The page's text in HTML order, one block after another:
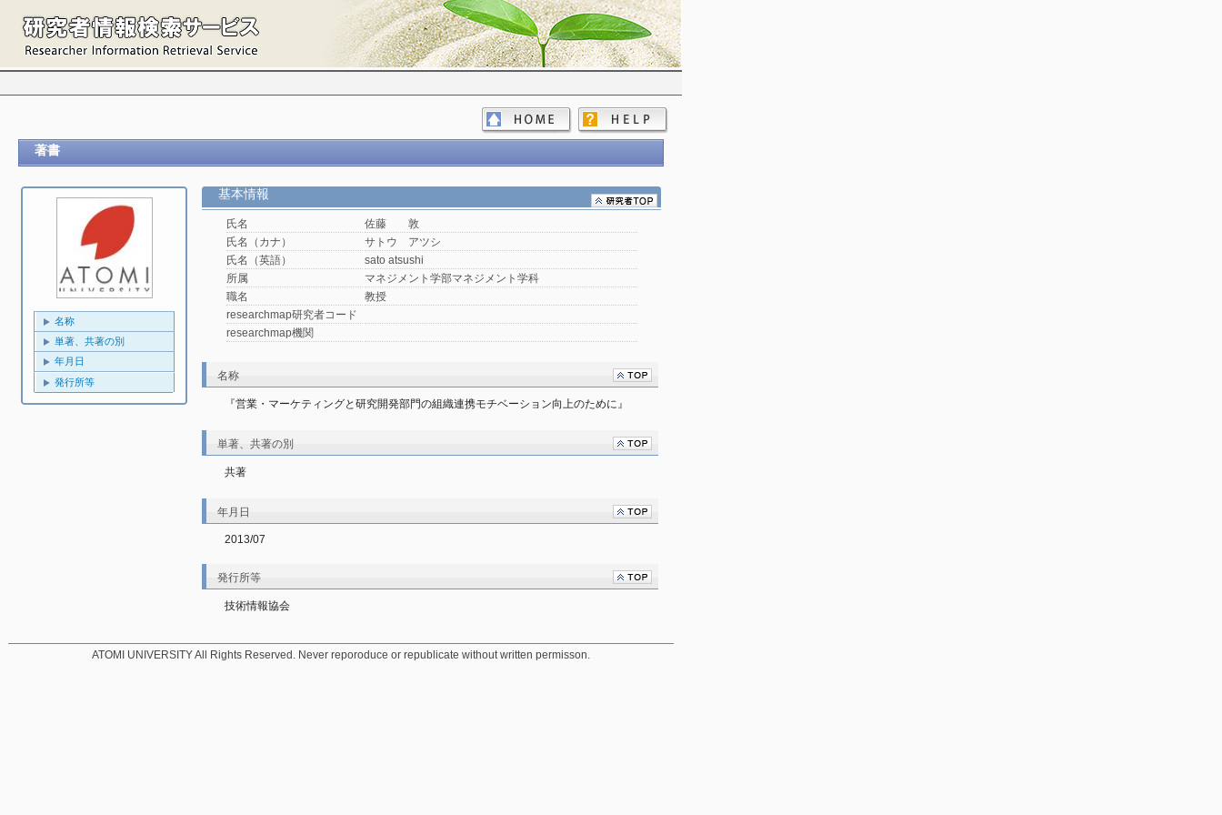
著書
名称
単著、共著の別
年月日
発行所等
基本情報
氏名
佐藤 敦
氏名（カナ）
サトウ アツシ
氏名（英語）
sato atsushi
所属
マネジメント学部マネジメント学科
職名
教授
researchmap研究者コード
researchmap機関
名称
『営業・マーケティングと研究開発部門の組織連携モチベーション向上のために』
単著、共著の別
共著
年月日
2013/07
発行所等
技術情報協会